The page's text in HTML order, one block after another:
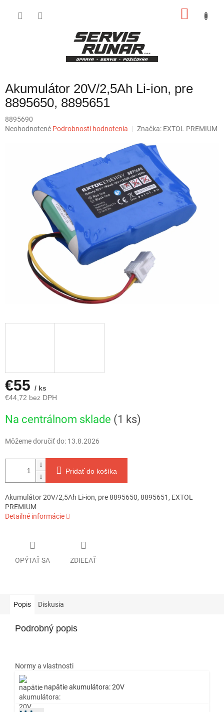
Akumulátor 20V/2,5Ah Li-ion, pre
8895650, 8895651
8895690
Priemerné
hviezdičiek.
Neohodnotené Podrobnosti hodnotenia Značka: EXTOL PREMIUM
€55 / ks
€44,72 bez DPH
cena:
Na centrálnom sklade (1 ks)
Môžeme doručiť do: 13.8.2026
Pridať do košíka
Akumulátor 20V/2,5Ah Li-ion, pre 8895650, 8895651, EXTOL
PREMIUM
Detailné informácie
OPÝTAŤ SA ZDIEĽAŤ
Popis Diskusia
Podrobný popis
Normy a vlastnosti
napätie akumulátora: 20V